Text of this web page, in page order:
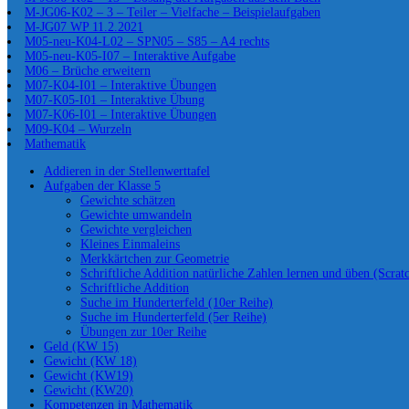
M-JG06-K02 – 3 – Teiler – Vielfache – Beispielaufgaben
M-JG07 WP 11.2.2021
M05-neu-K04-L02 – SPN05 – S85 – A4 rechts
M05-neu-K05-I07 – Interaktive Aufgabe
M06 – Brüche erweitern
M07-K04-I01 – Interaktive Übungen
M07-K05-I01 – Interaktive Übung
M07-K06-I01 – Interaktive Übungen
M09-K04 – Wurzeln
Mathematik
Addieren in der Stellenwerttafel
Aufgaben der Klasse 5
Gewichte schätzen
Gewichte umwandeln
Gewichte vergleichen
Kleines Einmaleins
Merkkärtchen zur Geometrie
Schriftliche Addition natürliche Zahlen lernen und üben
Schriftliche Addition
Suche im Hunderterfeld (10er Reihe)
Suche im Hunderterfeld (5er Reihe)
Übungen zur 10er Reihe
Geld (KW 15)
Gewicht (KW 18)
Gewicht (KW19)
Gewicht (KW20)
Kompetenzen in Mathematik